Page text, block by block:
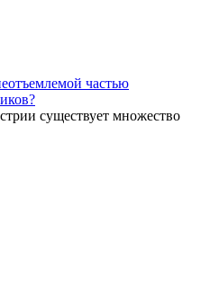
частью
существует множество